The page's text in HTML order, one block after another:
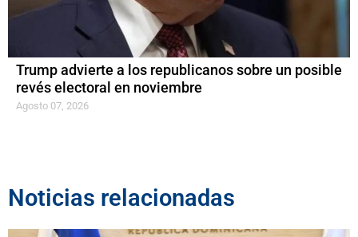
Trump advierte a los republicanos sobre un posible
revés electoral en noviembre
Agosto 07, 2026
Noticias relacionadas